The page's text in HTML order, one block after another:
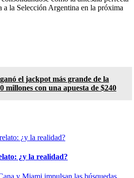
a la Selección Argentina en la próxima
el jackpot más grande de la
millones con una apuesta de $240
¿y la realidad?